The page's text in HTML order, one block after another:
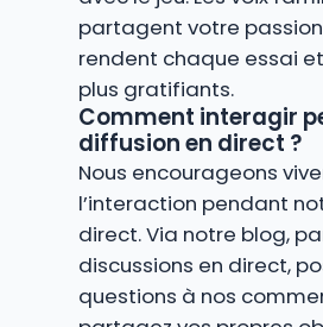
partagent votre
rendent chaque essai
plus gratifiants.
Comment interagir
diffusion en direct ?
Nous encourageons
l’interaction pendant
direct. Via notre blog,
discussions en direct,
questions à nos